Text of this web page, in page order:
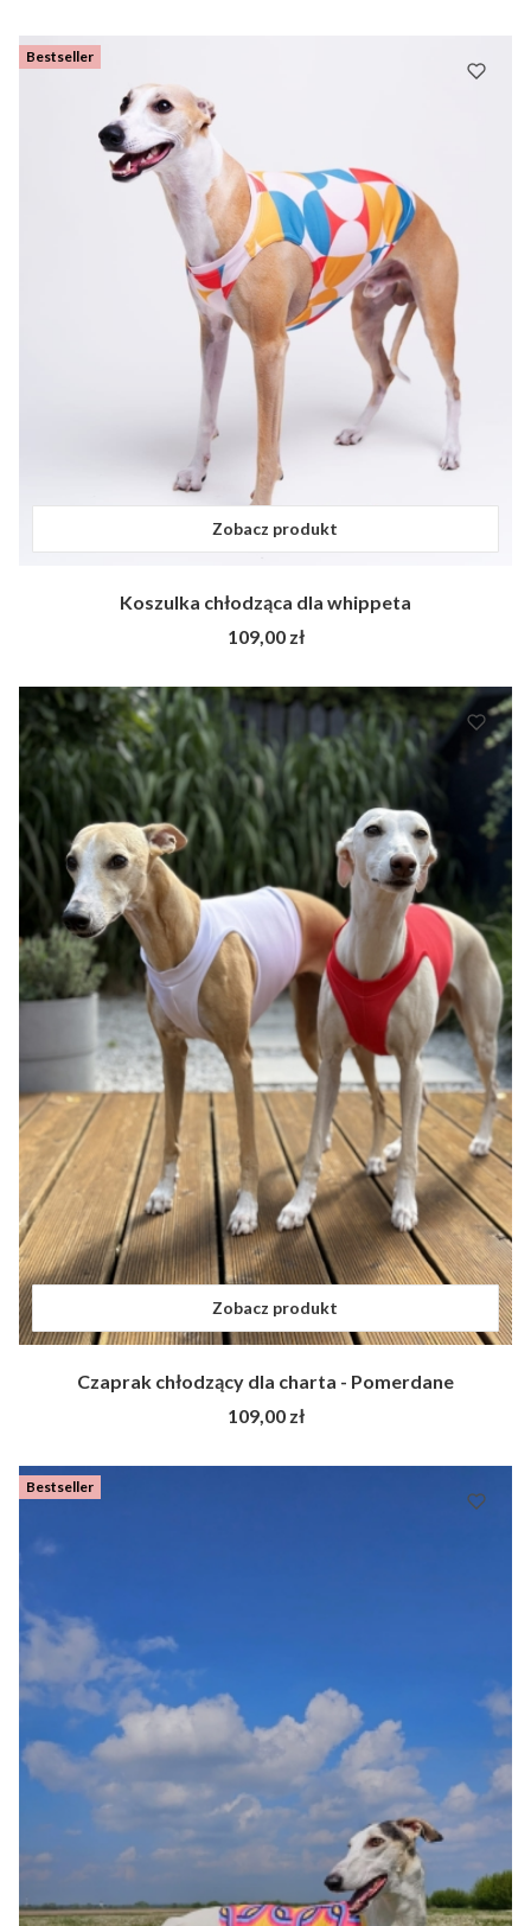
Bestseller
Zobacz produkt
Koszulka chłodząca dla whippeta
Cena
109,00 zł
Zobacz produkt
Czaprak chłodzący dla charta - Pomerdane
Cena
109,00 zł
Bestseller